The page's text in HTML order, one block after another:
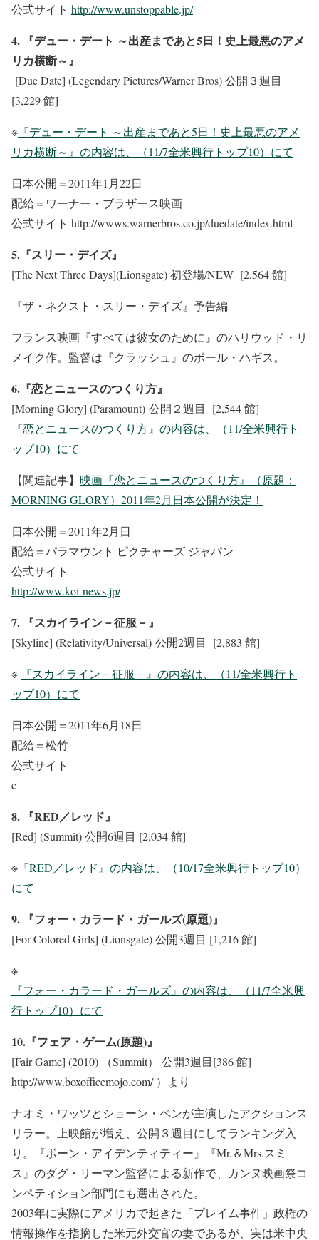
公式サイト http://www.unstoppable.jp/
4. 『デュー・デート ～出産まであと5日！史上最悪のアメ
リカ横断～』
[Due Date] (Legendary Pictures/Warner Bros) 公開３週目
[3,229 館]
※ 『デュー・デート ～出産まであと5日！史上最悪のアメ
リカ横断～』の内容は、（11/7全米興行トップ10）にて
日本公開＝2011年1月22日
配給＝ワーナー・ブラザース映画
公式サイト http://wwws.warnerbros.co.jp/duedate/index.html
5.『スリー・デイズ』
[The Next Three Days](Lionsgate) 初登場/NEW [2,564 館]
『ザ・ネクスト・スリー・デイズ』予告編
フランス映画『すべては彼女のために』のハリウッド・リ
メイク作。監督は『クラッシュ』のポール・ハギス。
6.『恋とニュースのつくり方』
[Morning Glory] (Paramount) 公開２週目 [2,544 館]
『恋とニュースのつくり方』の内容は、（11/全米興行ト
ップ10）にて
【関連記事】 映画『恋とニュースのつくり方』（原題：
MORNING GLORY）2011年2月日本公開が決定！
日本公開＝2011年2月日
配給＝パラマウント ピクチャーズ ジャパン
公式サイト
http://www.koi-news.jp/
7. 『スカイライン－征服－』
[Skyline] (Relativity/Universal) 公開2週目 [2,883 館]
※
『スカイライン－征服－』の内容は、（11/全米興行ト
ップ10）にて
日本公開＝2011年6月18日
配給＝松竹
公式サイト
c
8. 『RED／レッド』
[Red] (Summit) 公開6週目 [2,034 館]
※ 『RED／レッド』の内容は、（10/17全米興行トップ10）
にて
9. 『フォー・カラード・ガールズ(原題)』
[For Colored Girls] (Lionsgate) 公開3週目 [1,216 館]
※
『フォー・カラード・ガールズ』の内容は、（11/7全米興
行トップ10）にて
10.『フェア・ゲーム(原題)』
[Fair Game] (2010) （Summit） 公開3週目[386 館]
http://www.boxofficemojo.com/ ）より
ナオミ・ワッツとショーン・ペンが主演したアクションス
リラー。上映館が増え、公開３週目にしてランキング入
り。『ボーン・アイデンティティー』『Mr.＆Mrs.スミ
ス』のダグ・リーマン監督による新作で、カンヌ映画祭コ
ンペティション部門にも選出された。
2003年に実際にアメリカで起きた「プレイム事件」政権の
情報操作を指摘した米元外交官の妻であるが、実は米中央